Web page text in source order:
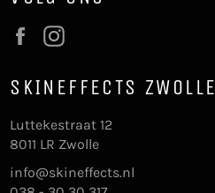
Facebook
SKINEFFECTS ZWOLLE
Luttekestraat 12
8011 LR Zwolle
info@skineffects.nl